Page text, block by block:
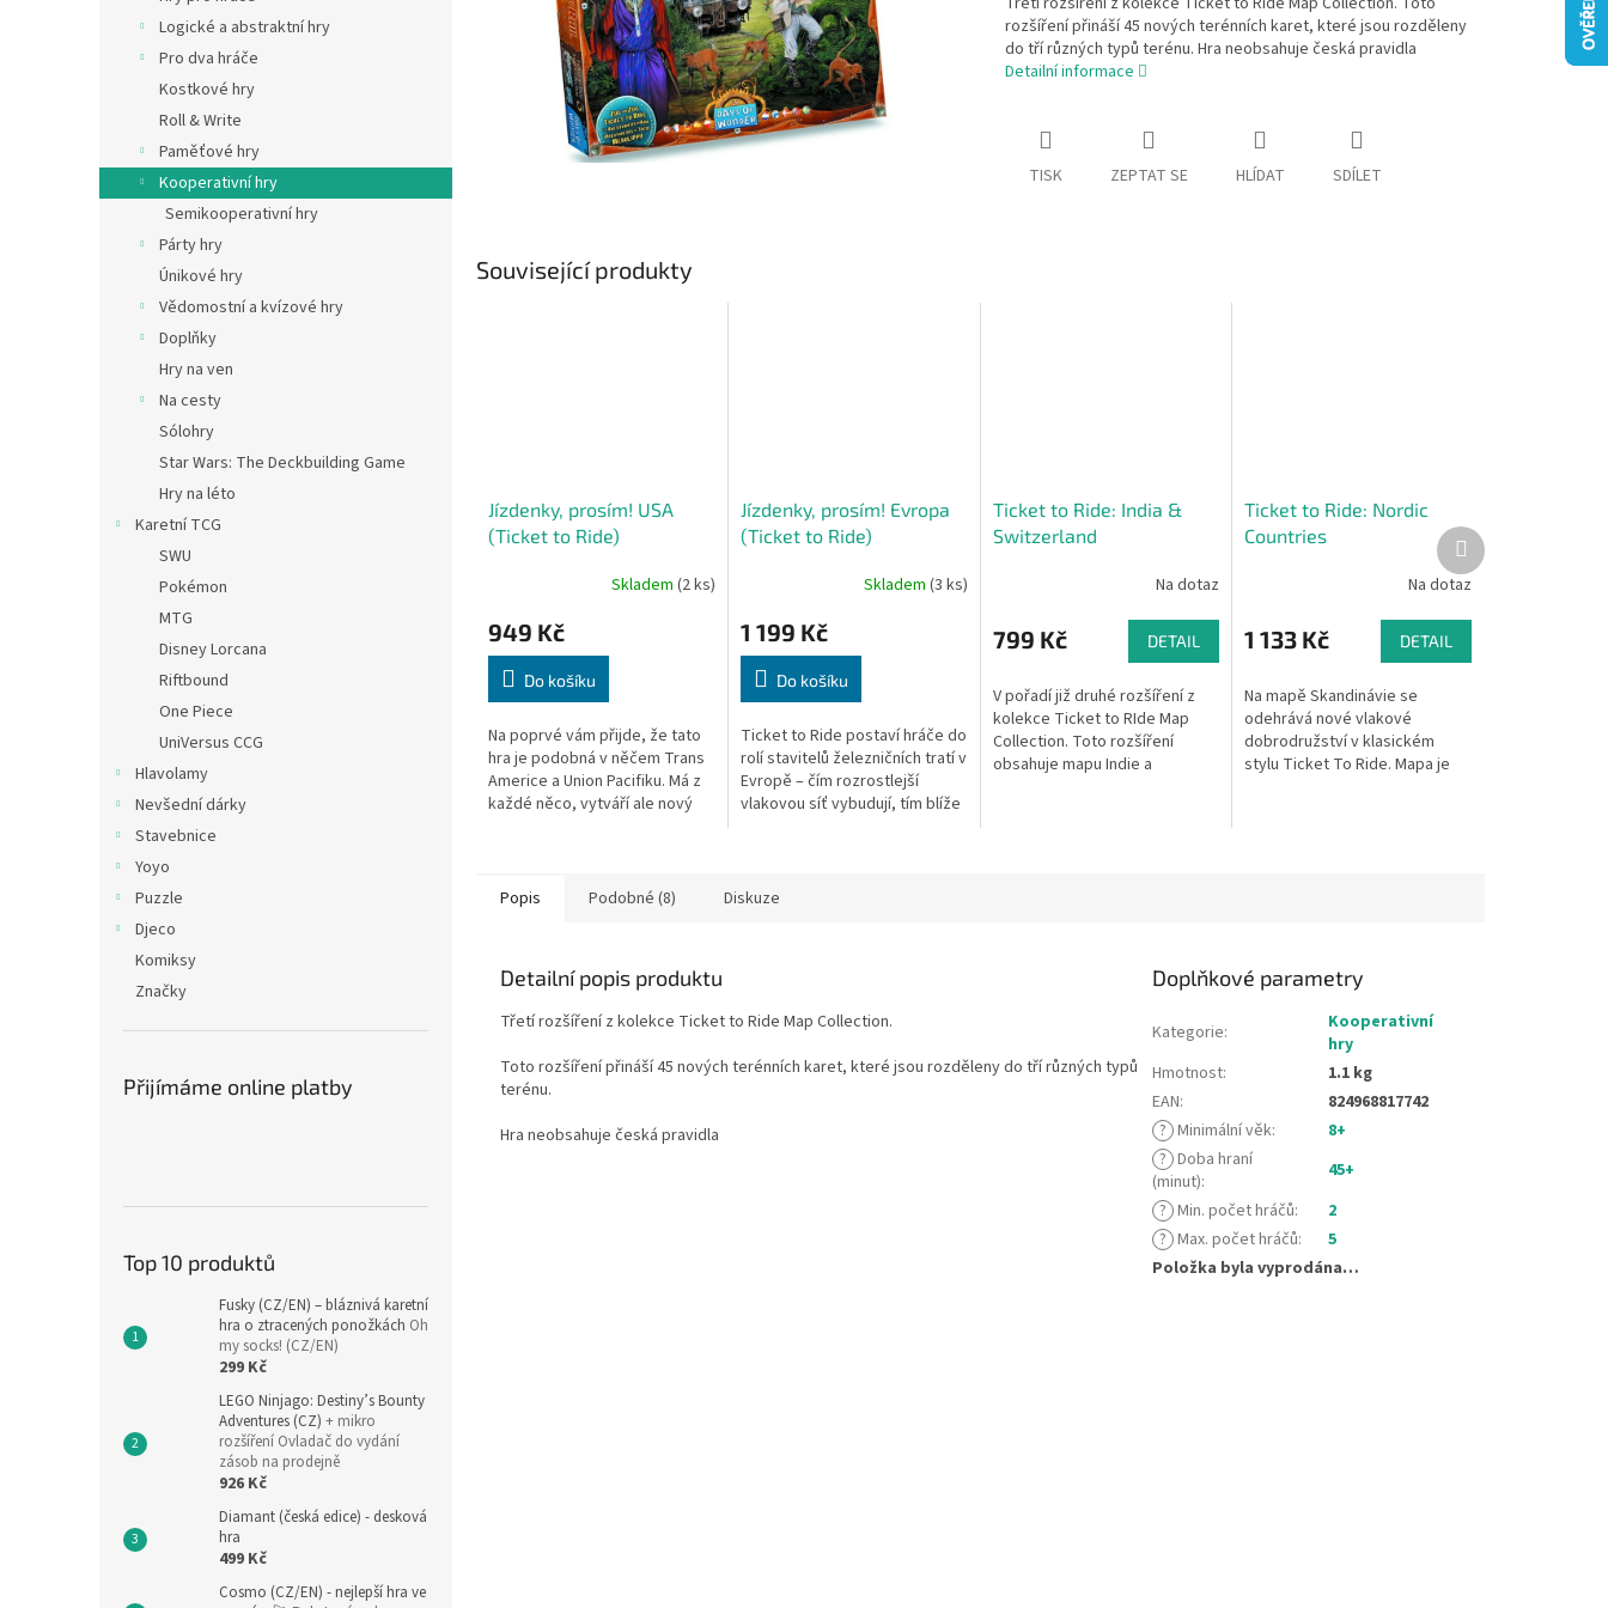
Logické a abstraktní hry
Pro dva hráče
Kostkové hry
Roll & Write
Paměťové hry
Kooperativní hry
Semikooperativní hry
Párty hry
Únikové hry
Vědomostní a kvízové hry
Doplňky
Hry na ven
Na cesty
Sólohry
Star Wars: The Deckbuilding Game
Hry na léto
Karetní TCG
SWU
Pokémon
MTG
Disney Lorcana
Riftbound
One Piece
UniVersus CCG
Hlavolamy
Nevšední dárky
Stavebnice
Yoyo
Puzzle
Djeco
Komiksy
Značky
Přijímáme online platby
Top 10 produktů
Fusky (CZ/EN) – bláznivá karetní
hra o ztracených ponožkách Oh
my socks! (CZ/EN)
299 Kč
LEGO Ninjago: Destiny’s Bounty
Adventures (CZ) + mikro
rozšíření Ovladač do vydání
zásob na prodejně
926 Kč
Diamant (česká edice) - desková
hra
499 Kč
Cosmo (CZ/EN) - nejlepší hra ve
rozšíření přináší 45 nových terénních karet, které jsou rozděleny
do tří různých typů terénu. Hra neobsahuje česká pravidla
Detailní informace
TISK ZEPTAT SE HLÍDAT SDÍLET
Související produkty
Jízdenky, prosím! USA
(Ticket to Ride)
Skladem (2 ks)
949 Kč
Do košíku
Na poprvé vám přijde, že tato
hra je podobná v něčem Trans
Americe a Union Pacifiku. Má z
každé něco, vytváří ale nový
Jízdenky, prosím! Evropa
(Ticket to Ride)
Skladem (3 ks)
1 199 Kč
Do košíku
Ticket to Ride postaví hráče do
rolí stavitelů železničních tratí v
Evropě – čím rozrostlejší
vlakovou síť vybudují, tím blíže
Ticket to Ride: India &
Switzerland
Na dotaz
799 Kč DETAIL
V pořadí již druhé rozšíření z
kolekce Ticket to RIde Map
Collection. Toto rozšíření
obsahuje mapu Indie a
Ticket to Ride: Nordic
Countries
Na dotaz
1 133 Kč DETAIL
Na mapě Skandinávie se
odehrává nové vlakové
dobrodružství v klasickém
stylu Ticket To Ride. Mapa je
Další
produkt
Popis Podobné (8) Diskuze
Detailní popis produktu
Třetí rozšíření z kolekce Ticket to Ride Map Collection.
Toto rozšířenípřináší45 nových terénních karet, které jsou rozdělenydo tří různých typů
terénu.
Hra neobsahuje česká pravidla
Doplňkové parametry
Kategorie:
Kooperativní
hry
Hmotnost:
1.1 kg
EAN:
824968817742
? Minimální věk:
8+
? Doba hraní
(minut):
45+
? Min. počet hráčů:
2
? Max. počet hráčů:
5
Položka byla vyprodána…